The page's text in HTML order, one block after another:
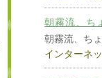
朝霧流、ち
朝霧流、ち
インターネ